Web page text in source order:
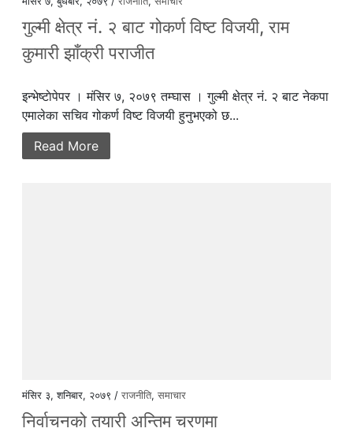
गुल्मी क्षेत्र नं. २ बाट गोकर्ण विष्ट विजयी, राम
कुमारी झाँक्री पराजीत
इन्भेष्टाेपेपर । मंसिर ७, २०७९ तम्घास । गुल्मी क्षेत्र नं. २ बाट नेकपा
एमालेका सचिव गोकर्ण विष्ट विजयी हुनुभएको छ...
Read More
मंसिर ३, शनिबार, २०७९ /राजनीति,समाचार
निर्वाचनको तयारी अन्तिम चरणमा